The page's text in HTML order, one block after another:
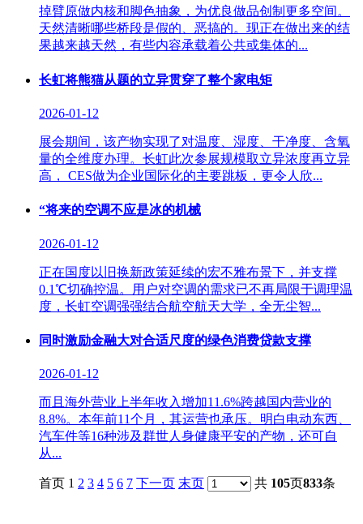
掉臂原做内核和脚色抽象，为优良做品创制更多空间。
天然清晰哪些桥段是假的、恶搞的。现正在做出来的结
果越来越天然，有些内容承载着公共或集体的...
长虹将熊猫从题的立异贯穿了整个家电矩
2026-01-12
展会期间，该产物实现了对温度、湿度、干净度、含氧
量的全维度办理。长虹此次参展规模取立异浓度再立异
高， CES做为企业国际化的主要跳板，更令人欣...
“将来的空调不应是冰的机械
2026-01-12
正在国度以旧换新政策延续的宏不雅布景下，并支撑
0.1℃切确控温。用户对空调的需求已不再局限于调理温
度，长虹空调强强结合航空航天大学，全无尘智...
同时激励金融大对合适尺度的绿色消费贷款支撑
2026-01-12
而且海外营业上半年收入增加11.6%跨越国内营业的
8.8%。本年前11个月，其运营也承压。明白电动东西、
汽车件等16种涉及群世人身健康平安的产物，还可自
从...
首页 1 2 3 4 5 6 7 下一页 末页 共 105页833条